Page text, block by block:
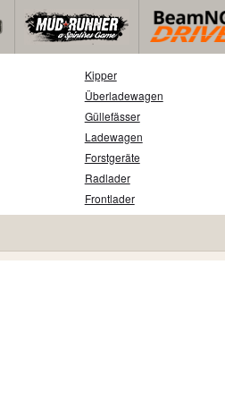
Kipper
Überladewagen
Güllefässer
Ladewagen
Forstgeräte
Radlader
Frontlader